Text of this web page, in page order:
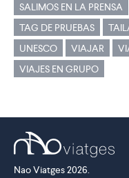
SALIMOS EN LA PRENSA
TAG DE PRUEBAS
UNESCO
VIAJAR
VIAJES EN GRUPO
Nao Viatges 2026.